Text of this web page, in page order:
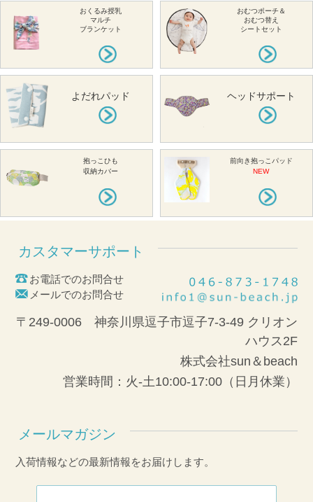
おくるみ授乳
マルチ
ブランケット
おむつポーチ＆
おむつ替え
シートセット
よだれパッド ヘッドサポート
抱っこひも
収納カバー
前向き抱っこパッド
NEW
カスタマーサポート
お電話でのお問合せ
メールでのお問合せ
〒249-0006 神奈川県逗子市逗子7-3-49 クリオン
ハウス2F
株式会社sun＆beach
営業時間：火-土10:00-17:00（日月休業）
メールマガジン
入荷情報などの最新情報をお届けします。